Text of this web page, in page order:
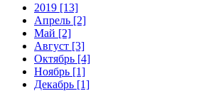
2019 [13]
Апрель [2]
Май [2]
Август [3]
Октябрь [4]
Ноябрь [1]
Декабрь [1]